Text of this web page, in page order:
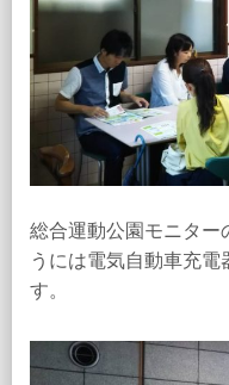
総合運動公園モニター
うには電気自動車充電
す。